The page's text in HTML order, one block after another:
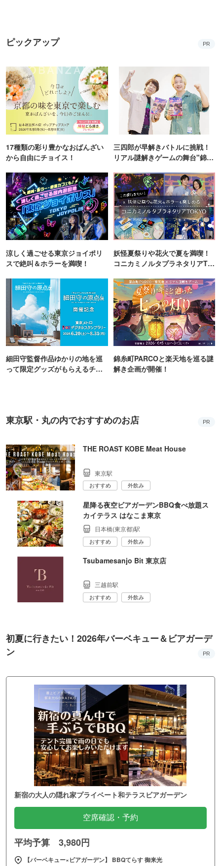
ピックアップ PR
17種類の彩り豊かなおばんざい
から自由にチョイス！
三四郎が早解きバトルに挑戦！
リアル謎解きゲームの舞台"錦糸
涼しく過ごせる東京ジョイポリ
スで絶叫＆ホラーを満喫！
妖怪夏祭りや花火で夏を満喫！
コニカミノルタプラネタリアTO
細田守監督作品ゆかりの地を巡
って限定グッズがもらえるチャ
錦糸町PARCOと楽天地を巡る謎
解き企画が開催！
東京駅・丸の内でおすすめのお店 PR
THE ROAST KOBE Meat House
東京駅
おすすめ 外飲み
星降る夜空ビアガーデンBBQ食べ放題ス
カイテラス はなこま東京
日本橋(東京都)駅
おすすめ 外飲み
Tsubamesanjo Bit 東京店
三越前駅
おすすめ 外飲み
初夏に行きたい！2026年バーベキュー＆ビアガーデ
ン
PR
新宿の大人の隠れ家プライベート和テラスビアガーデン
空席確認・予約
平均予算 3,980円
【バーベキュー×ビアガーデン】 BBQてらす 御来光